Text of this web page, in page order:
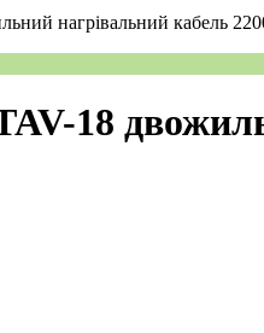
нагрівальний кабель
18